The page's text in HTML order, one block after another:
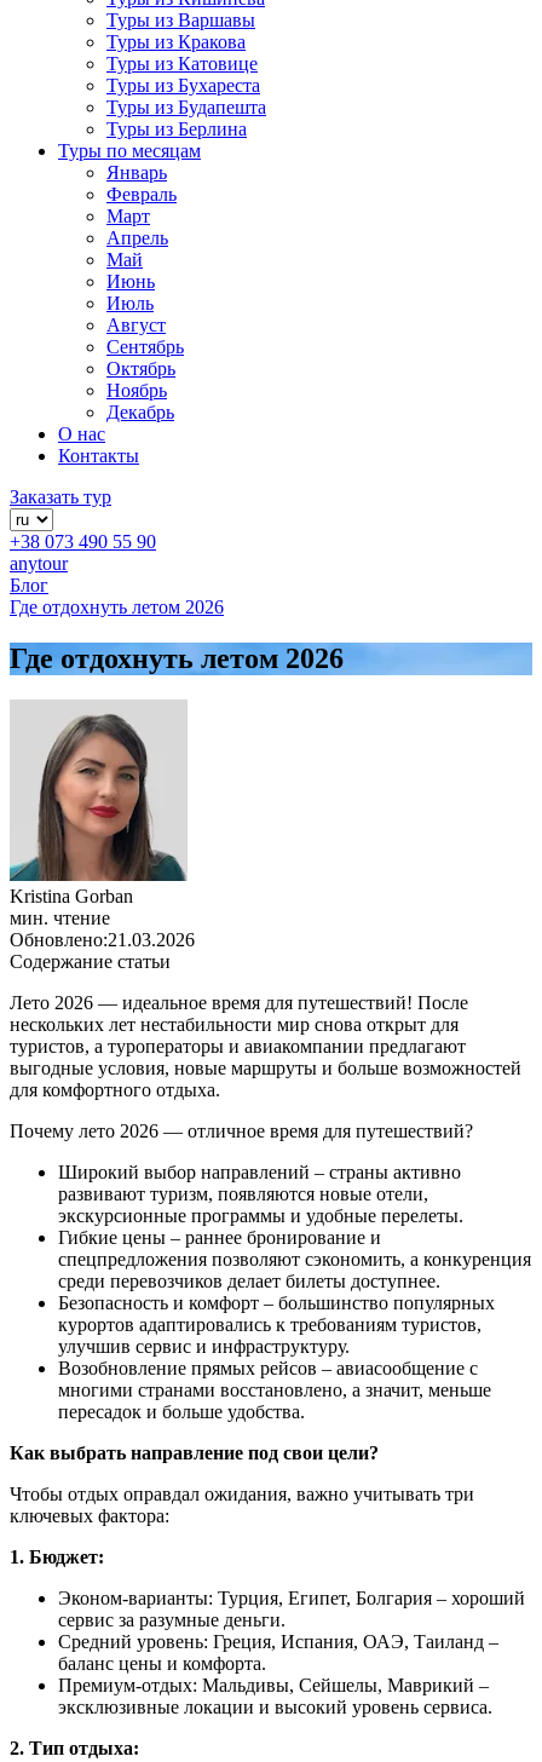
Туры из Варшавы
Туры из Кракова
Туры из Катовице
Туры из Бухареста
Туры из Будапешта
Туры из Берлина
Туры по месяцам
Январь
Февраль
Март
Апрель
Май
Июнь
Июль
Август
Сентябрь
Октябрь
Ноябрь
Декабрь
О нас
Контакты
Заказать тур
+38 073 490 55 90
anytour
Блог
Где отдохнуть летом 2026
Где отдохнуть летом 2026
Kristina Gorban
мин. чтение
Обновлено:21.03.2026
Содержание статьи
Лето 2026 — идеальное время для путешествий! После
нескольких лет нестабильности мир снова открыт для
туристов, а туроператоры и авиакомпании предлагают
выгодные условия, новые маршруты и больше возможностей
для комфортного отдыха.
Почему лето 2026 — отличное время для путешествий?
Широкий выбор направлений – страны активно
развивают туризм, появляются новые отели,
экскурсионные программы и удобные перелеты.
Гибкие цены – раннее бронирование и
спецпредложения позволяют сэкономить, а конкуренция
среди перевозчиков делает билеты доступнее.
Безопасность и комфорт – большинство популярных
курортов адаптировались к требованиям туристов,
улучшив сервис и инфраструктуру.
Возобновление прямых рейсов – авиасообщение с
многими странами восстановлено, а значит, меньше
пересадок и больше удобства.
Как выбрать направление под свои цели?
Чтобы отдых оправдал ожидания, важно учитывать три
ключевых фактора:
1. Бюджет:
Эконом-варианты: Турция, Египет, Болгария – хороший
сервис за разумные деньги.
Средний уровень: Греция, Испания, ОАЭ, Таиланд –
баланс цены и комфорта.
Премиум-отдых: Мальдивы, Сейшелы, Маврикий –
эксклюзивные локации и высокий уровень сервиса.
2. Тип отдыха: